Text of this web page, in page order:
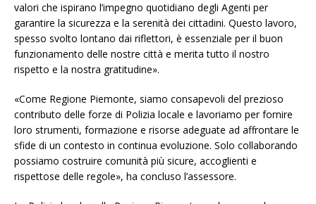
valori che ispirano l’impegno quotidiano degli Agenti per
garantire la sicurezza e la serenità dei cittadini. Questo lavoro,
spesso svolto lontano dai riflettori, è essenziale per il buon
funzionamento delle nostre città e merita tutto il nostro
rispetto e la nostra gratitudine».
«Come Regione Piemonte, siamo consapevoli del prezioso
contributo delle forze di Polizia locale e lavoriamo per fornire
loro strumenti, formazione e risorse adeguate ad affrontare le
sfide di un contesto in continua evoluzione. Solo collaborando
possiamo costruire comunità più sicure, accoglienti e
rispettose delle regole», ha concluso l’assessore.